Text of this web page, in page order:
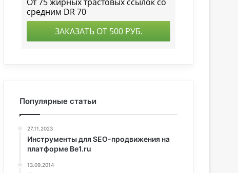
Популярные статьи
27.11.2023
Инструменты для SEO-продвижения на
платформе Be1.ru
13.09.2014